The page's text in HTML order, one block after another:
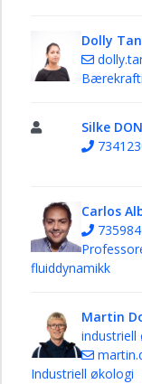
Dolly
Silke
Carlos
fluiddynamikk
Martin
industriell
Industriell økologi